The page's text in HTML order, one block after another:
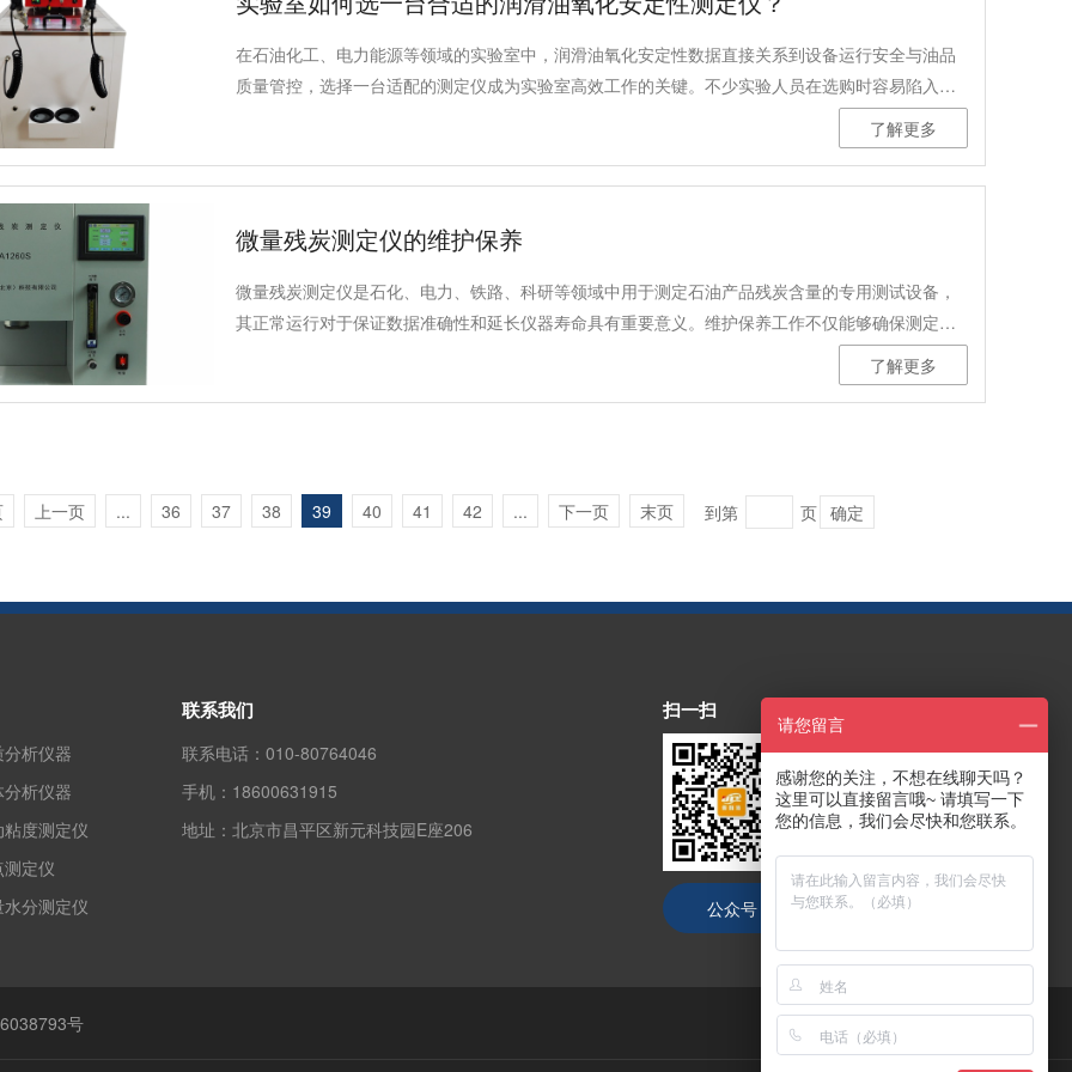
在石油化工、电力能源等领域的实验室中，润滑油氧化安定性数据直接关系到设备运行安全与油品
质量管控，选择一台适配的测定仪成为实验室高效工作的关键。不少实验人员在选购时容易陷入参
数对比的误区，其实只需紧扣标准合规性、精度可靠性、场景适配性三大核心维度，就能精准选出
性价比设备。得利特A1100润滑油氧化安定性测定仪，正是基于这些核心需求研发的专业设备。
了解更多
微量残炭测定仪的维护保养
微量残炭测定仪是石化、电力、铁路、科研等领域中用于测定石油产品残炭含量的专用测试设备，
其正常运行对于保证数据准确性和延长仪器寿命具有重要意义。维护保养工作不仅能够确保测定结
果的可靠性，还能减少故障发生，提高工作效率。以下将详细阐述维护保养的重要性、步骤、注意
了解更多
上一页 ... 36 37 38 39 40 41 42 ... 下一页 末页 到第 页 确定
析仪器
析仪器
粘度测定仪
定仪
水分测定仪
联系我们
联系电话： 010-80764046
手机： 18600631915
地址： 北京市昌平区新元科技园E座206
扫一扫
公众号 抖音号
技术支持：
号
请您留言
感谢您的关注，不想在线聊天吗？
这里可以直接留言哦~ 请填写一下
您的信息，我们会尽快和您联系。